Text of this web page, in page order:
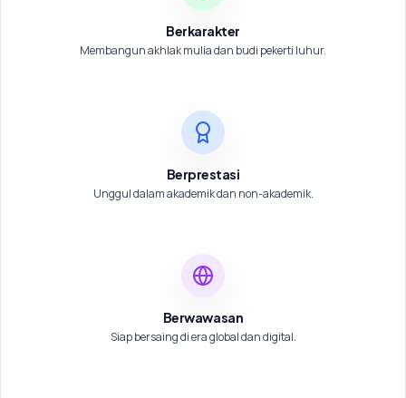
Berkarakter
Membangun akhlak mulia dan budi pekerti luhur.
Berprestasi
Unggul dalam akademik dan non-akademik.
Berwawasan
Siap bersaing di era global dan digital.